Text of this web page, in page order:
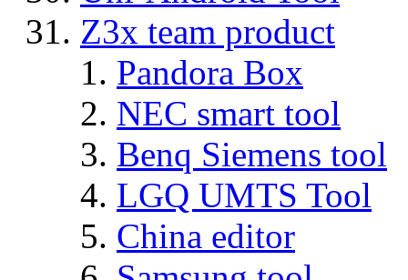
Z3x team product
Pandora Box
NEC smart tool
Benq Siemens tool
LGQ UMTS Tool
China editor